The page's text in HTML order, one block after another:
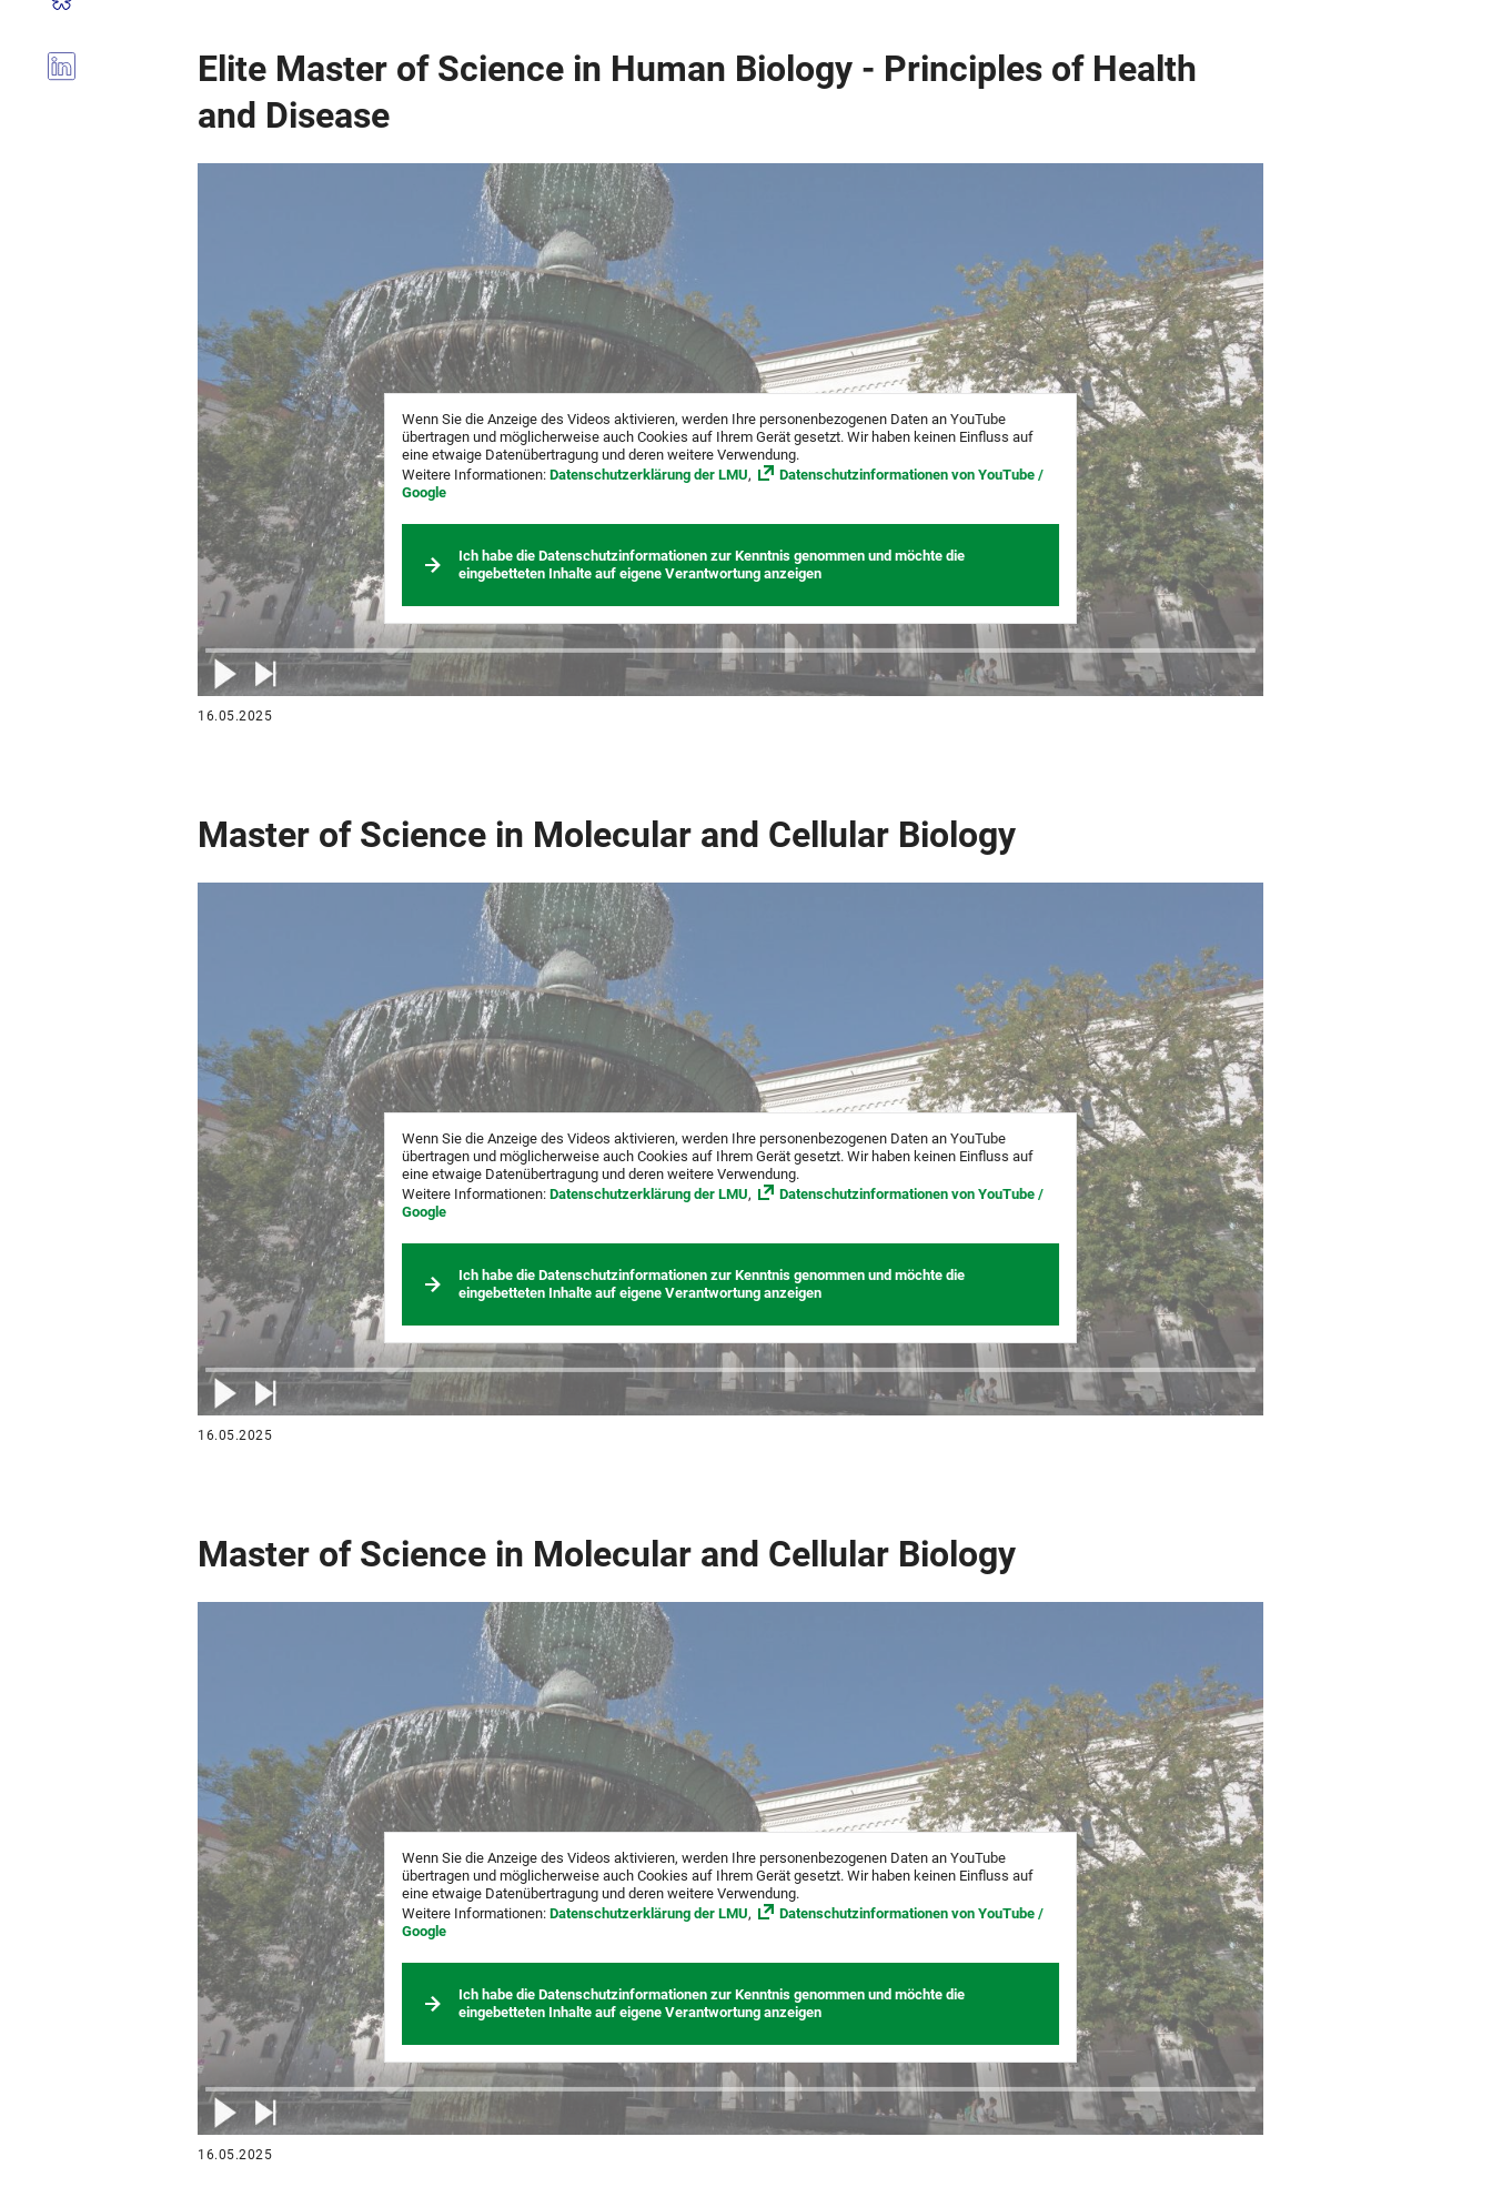
Elite Master of Science in Human Biology - Principles of Health
and Disease
Wenn Sie die Anzeige des Videos aktivieren, werden Ihre personenbezogenen Daten an YouTube
übertragen und möglicherweise auch Cookies auf Ihrem Gerät gesetzt. Wir haben keinen Einfluss auf
eine etwaige Datenübertragung und deren weitere Verwendung.
Weitere Informationen:Datenschutzerklärung der LMU,
Datenschutzinformationen von YouTube /
Google
Ich habe die Datenschutzinformationen zur Kenntnis genommen und möchte die
eingebetteten Inhalte auf eigene Verantwortung anzeigen
16.05.2025
Master of Science in Molecular and Cellular Biology
Wenn Sie die Anzeige des Videos aktivieren, werden Ihre personenbezogenen Daten an YouTube
übertragen und möglicherweise auch Cookies auf Ihrem Gerät gesetzt. Wir haben keinen Einfluss auf
eine etwaige Datenübertragung und deren weitere Verwendung.
Weitere Informationen:Datenschutzerklärung der LMU,
Datenschutzinformationen von YouTube /
Google
Ich habe die Datenschutzinformationen zur Kenntnis genommen und möchte die
eingebetteten Inhalte auf eigene Verantwortung anzeigen
16.05.2025
Master of Science in Molecular and Cellular Biology
Wenn Sie die Anzeige des Videos aktivieren, werden Ihre personenbezogenen Daten an YouTube
übertragen und möglicherweise auch Cookies auf Ihrem Gerät gesetzt. Wir haben keinen Einfluss auf
eine etwaige Datenübertragung und deren weitere Verwendung.
Weitere Informationen:Datenschutzerklärung der LMU,
Datenschutzinformationen von YouTube /
Google
Ich habe die Datenschutzinformationen zur Kenntnis genommen und möchte die
eingebetteten Inhalte auf eigene Verantwortung anzeigen
16.05.2025